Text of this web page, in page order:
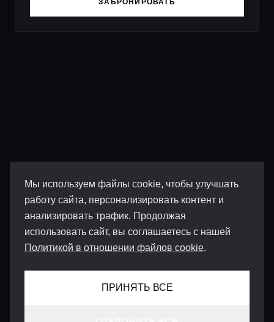
Мы используем файлы cookie, чтобы улучшать
работу сайта, персонализировать контент и
анализировать трафик. Продолжая
использовать сайт, вы соглашаетесь с нашей
Политикой в отношении файлов cookie.
ПРИНЯТЬ ВСЕ
ЗАБРОНИРОВАТЬ